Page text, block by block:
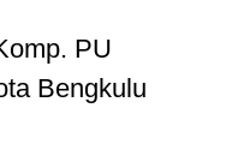
PU
Bengkulu